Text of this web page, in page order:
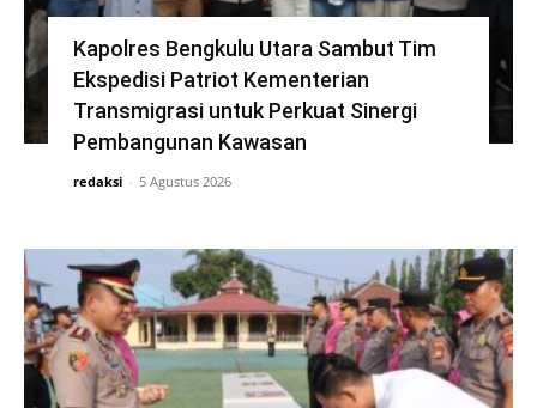
Kapolres Bengkulu Utara Sambut Tim
Ekspedisi Patriot Kementerian
Transmigrasi untuk Perkuat Sinergi
Pembangunan Kawasan
redaksi - 5 Agustus 2026